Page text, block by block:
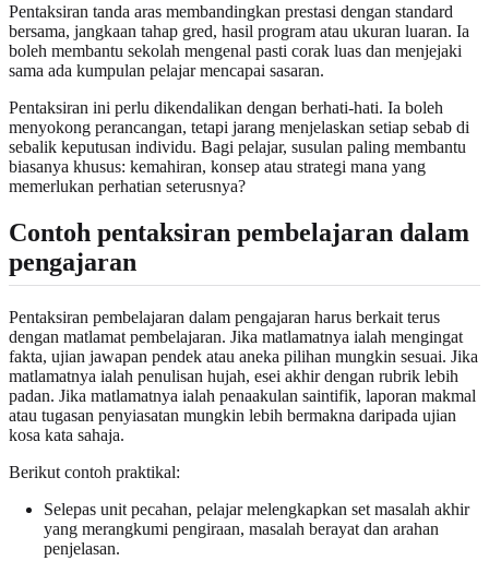
Pentaksiran tanda aras membandingkan prestasi dengan standard
bersama, jangkaan tahap gred, hasil program atau ukuran luaran. Ia
boleh membantu sekolah mengenal pasti corak luas dan menjejaki
sama ada kumpulan pelajar mencapai sasaran.
Pentaksiran ini perlu dikendalikan dengan berhati-hati. Ia boleh
menyokong perancangan, tetapi jarang menjelaskan setiap sebab di
sebalik keputusan individu. Bagi pelajar, susulan paling membantu
biasanya khusus: kemahiran, konsep atau strategi mana yang
memerlukan perhatian seterusnya?
Contoh pentaksiran pembelajaran dalam
pengajaran
Pentaksiran pembelajaran dalam pengajaran harus berkait terus
dengan matlamat pembelajaran. Jika matlamatnya ialah mengingat
fakta, ujian jawapan pendek atau aneka pilihan mungkin sesuai. Jika
matlamatnya ialah penulisan hujah, esei akhir dengan rubrik lebih
padan. Jika matlamatnya ialah penaakulan saintifik, laporan makmal
atau tugasan penyiasatan mungkin lebih bermakna daripada ujian
kosa kata sahaja.
Berikut contoh praktikal:
Selepas unit pecahan, pelajar melengkapkan set masalah akhir
yang merangkumi pengiraan, masalah berayat dan arahan
penjelasan.